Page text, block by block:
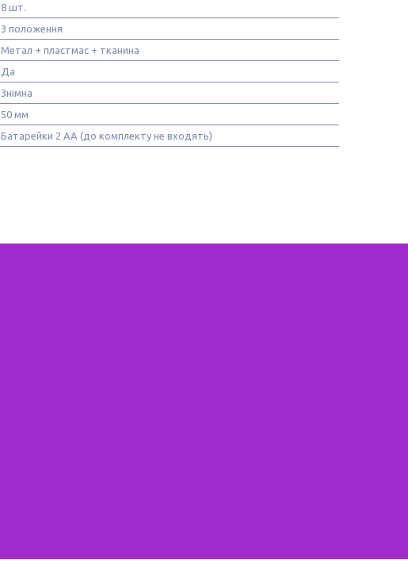
8 шт.
3 положення
Метал + пластмас + тканина
Да
Знімна
50 мм
Батарейки 2 АА (до комплекту не входять)